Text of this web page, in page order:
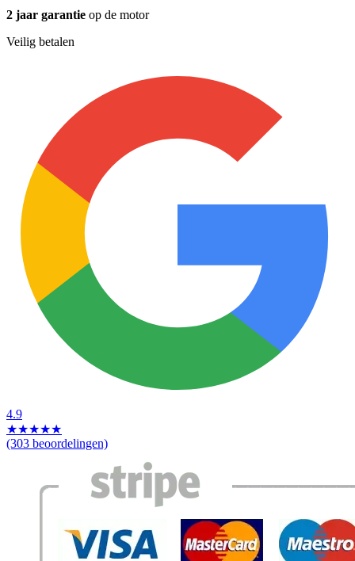
2 jaar garantie op de motor
Veilig betalen
4.9
★★★★★
(303 beoordelingen)